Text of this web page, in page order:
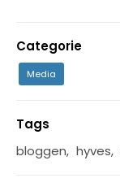
Categorie
Media
Tags
bloggen, hyves,